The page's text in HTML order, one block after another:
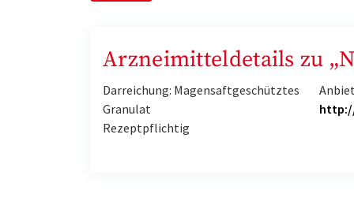
Arzneimitteldetails zu
Darreichung: Magensaftgeschütztes
Granulat
Rezeptpflichtig